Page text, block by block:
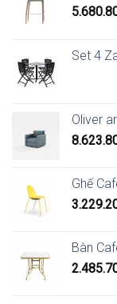
Set 4
Oliver
Ghế
Bàn